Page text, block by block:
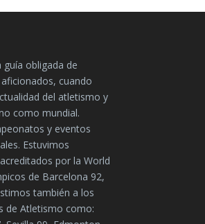
obligada de
cuando
del atletismo y
como mundial.
y eventos
Estuvimos
por la World
de Barcelona 92,
también a los
de Atletismo como: